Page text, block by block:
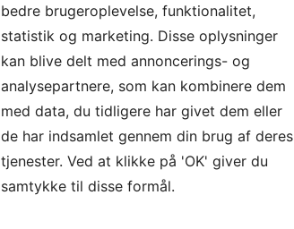
bedre brugeroplevelse, funktionalitet,
statistik og marketing. Disse oplysninger
kan blive delt med annoncerings- og
analysepartnere, som kan kombinere dem
med data, du tidligere har givet dem eller
de har indsamlet gennem din brug af deres
tjenester. Ved at klikke på 'OK' giver du
samtykke til disse formål.